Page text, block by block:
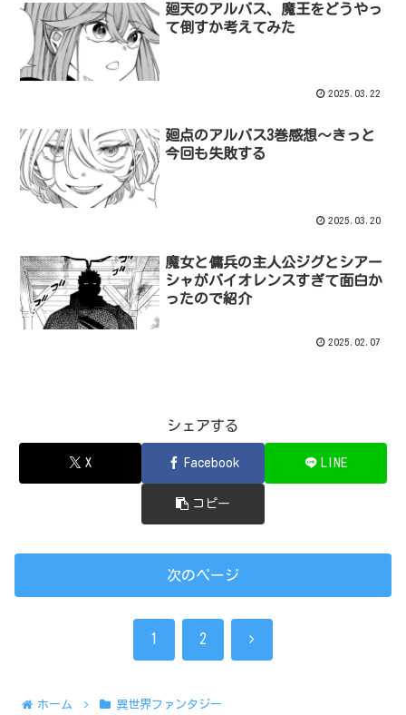
廻天のアルバス、魔王をどうやっ
て倒すか考えてみた
2025.03.22
廻点のアルバス3巻感想～きっと
今回も失敗する
2025.03.20
魔女と傭兵の主人公ジグとシアー
シャがバイオレンスすぎて面白か
ったので紹介
2025.02.07
シェアする
X Facebook LINE
コピー
次のページ
1 2 次
ホーム 異世界ファンタジー